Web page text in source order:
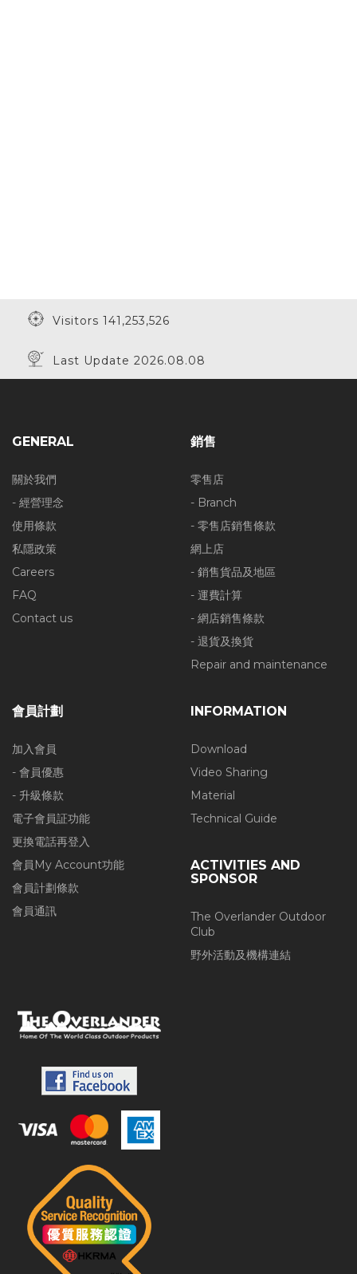
Visitors 141,253,526
Last Update 2026.08.08
GENERAL
關於我們
- 經營理念
使用條款
私隱政策
Careers
FAQ
Contact us
銷售
零售店
- Branch
- 零售店銷售條款
網上店
- 銷售貨品及地區
- 運費計算
- 網店銷售條款
- 退貨及換貨
Repair and maintenance
會員計劃
加入會員
- 會員優惠
- 升級條款
電子會員証功能
更換電話再登入
會員My Account功能
會員計劃條款
會員通訊
INFORMATION
Download
Video Sharing
Material
Technical Guide
ACTIVITIES AND
SPONSOR
The Overlander Outdoor
Club
野外活動及機構連結